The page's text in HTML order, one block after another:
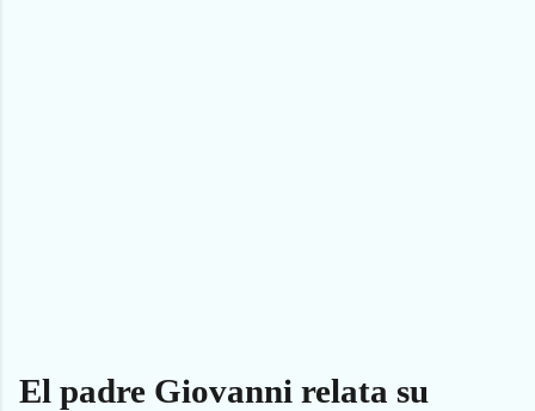
El padre Giovanni relata su